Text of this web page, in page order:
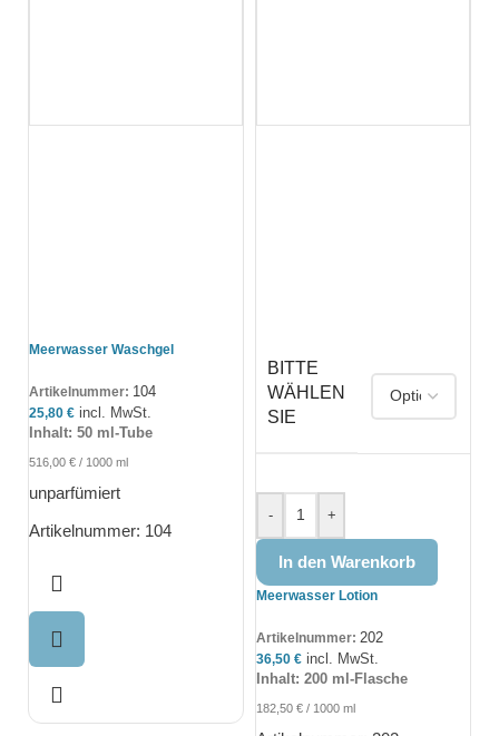
Meerwasser Waschgel
Artikelnummer: 104
25,80 € incl. MwSt.
Inhalt: 50 ml-Tube
516,00 € / 1000 ml
unparfümiert
Artikelnummer: 104
BITTE
WÄHLEN
SIE
- +
In den Warenkorb
Meerwasser Lotion
Artikelnummer: 202
36,50 € incl. MwSt.
Inhalt: 200 ml-Flasche
182,50 € / 1000 ml